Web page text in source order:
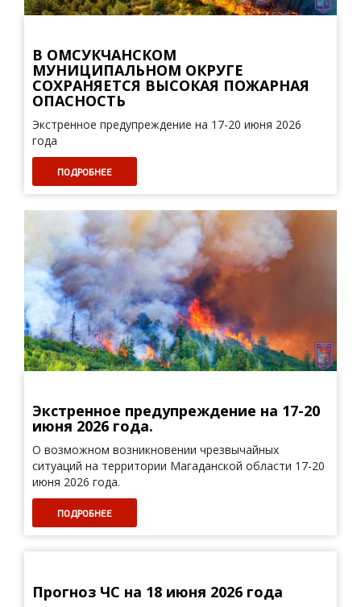
В ОМСУКЧАНСКОМ
МУНИЦИПАЛЬНОМ ОКРУГЕ
СОХРАНЯЕТСЯ ВЫСОКАЯ ПОЖАРНАЯ
ОПАСНОСТЬ
Экстренное предупреждение на 17-20 июня 2026
года
ПОДРОБНЕЕ
Экстренное предупреждение на 17-20
июня 2026 года.
О возможном возникновении чрезвычайных
ситуаций на территории Магаданской области 17-20
июня 2026 года.
ПОДРОБНЕЕ
Прогноз ЧС на 18 июня 2026 года